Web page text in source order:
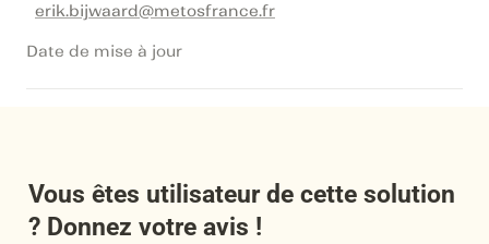
erik.bijwaard@metosfrance.fr
Date de mise à jour
Vous êtes utilisateur de cette solution
? Donnez votre avis !